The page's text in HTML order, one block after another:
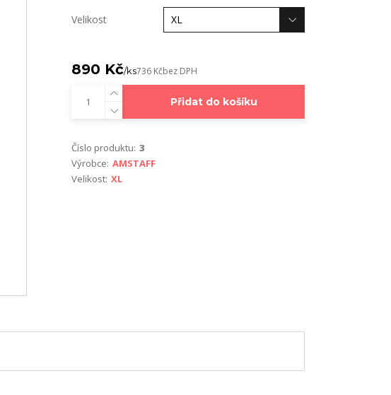
Velikost
890 Kč/ks736 Kčbez DPH
Přidat do košíku
Číslo produktu: 3
Výrobce: AMSTAFF
Velikost: XL